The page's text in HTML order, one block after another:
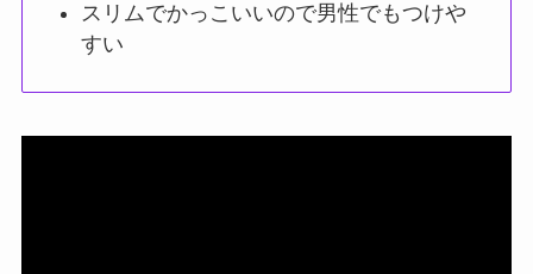
スリムでかっこいいので男性でもつけや
すい